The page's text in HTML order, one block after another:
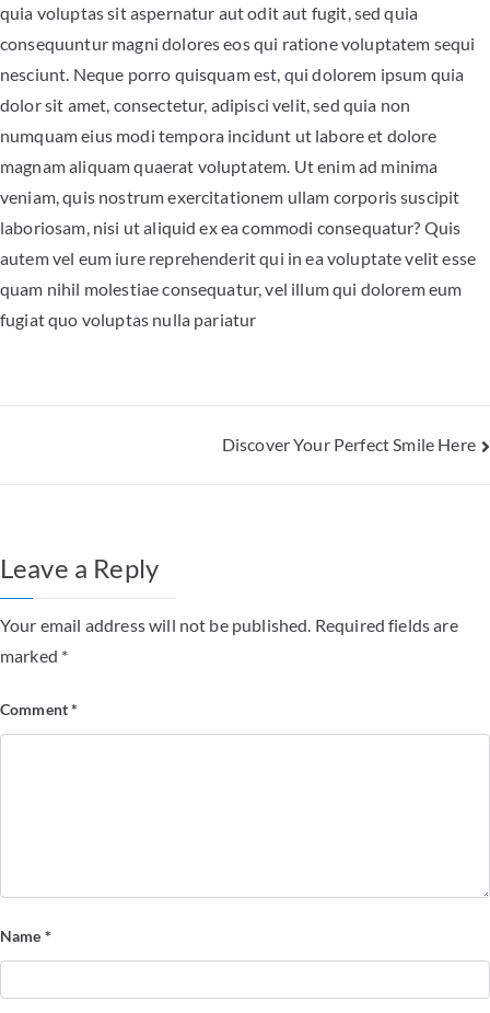
quia voluptas sit aspernatur aut odit aut fugit, sed quia
consequuntur magni dolores eos qui ratione voluptatem sequi
nesciunt. Neque porro quisquam est, qui dolorem ipsum quia
dolor sit amet, consectetur, adipisci velit, sed quia non
numquam eius modi tempora incidunt ut labore et dolore
magnam aliquam quaerat voluptatem. Ut enim ad minima
veniam, quis nostrum exercitationem ullam corporis suscipit
laboriosam, nisi ut aliquid ex ea commodi consequatur? Quis
autem vel eum iure reprehenderit qui in ea voluptate velit esse
quam nihil molestiae consequatur, vel illum qui dolorem eum
fugiat quo voluptas nulla pariatur
Discover Your Perfect Smile Here
Leave a Reply
Your email address will not be published. Required fields are
marked *
Comment*
Name *